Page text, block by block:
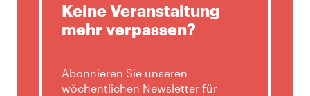
Keine Veranstaltung
mehr verpassen?
Abonnieren Sie unseren
wöchentlichen Newsletter für